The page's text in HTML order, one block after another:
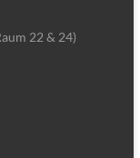
22 & 24)